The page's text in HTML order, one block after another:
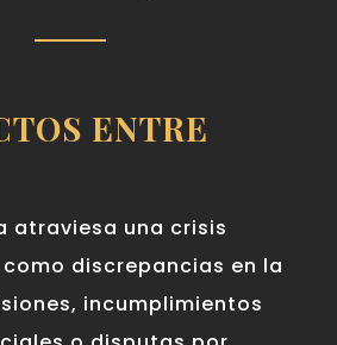
ENTRE
atraviesa una crisis
discrepancias en la
incumplimientos